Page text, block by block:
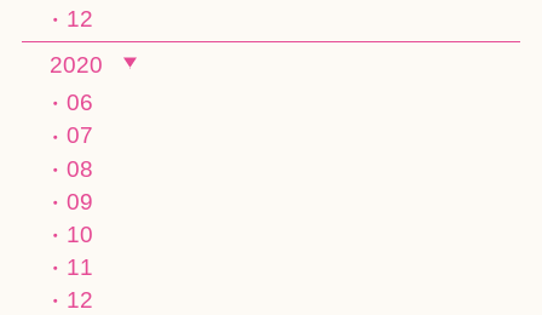
12
2020
06
07
08
09
10
11
12